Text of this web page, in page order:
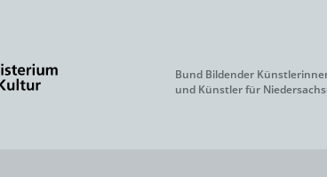
Bund Bildender
und Künstler für